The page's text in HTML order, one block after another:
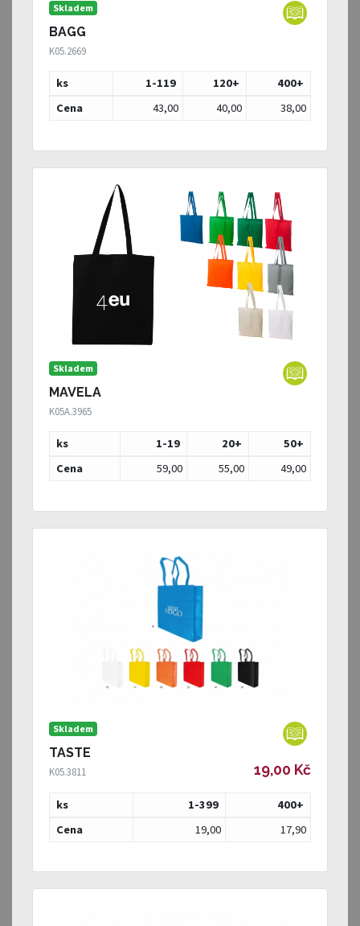
Skladem
BAGG
K05.2669
ks 1-119 120+ 400+
Cena
43,00 40,00 38,00
Skladem
MAVELA
K05A.3965
ks 1-19 20+ 50+
Cena
59,00 55,00 49,00
Skladem
TASTE
K05.3811 19,00 Kč
ks 1-399 400+
Cena
19,00 17,90